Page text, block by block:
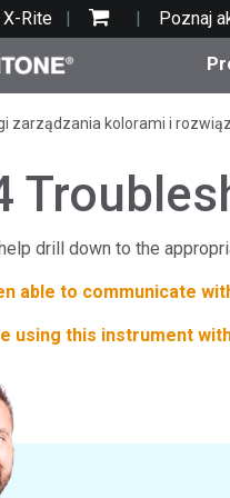
Rite Poznaj
zarządzania kolorami i
drill down to the
able to communicate
using this instrument